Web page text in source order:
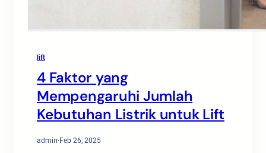
lift
4 Faktor yang
Mempengaruhi Jumlah
Kebutuhan Listrik untuk Lift
admin·Feb 26, 2025